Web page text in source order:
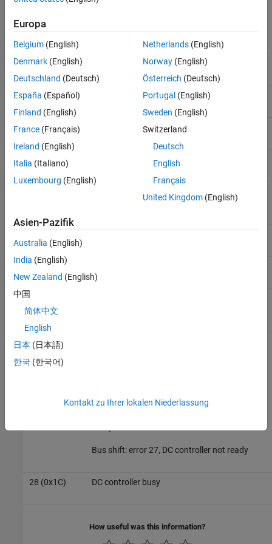
exceeded
3 (0x3) Not enough memory
4 (0x4) Hardware layer — (BSP) invalid
5 (0x5) Hardware layer — error modifying the timer
6 (0x6) Hardware layer — timer is not running
9 (0x9)
10 (0xA)
11 (0xB)
Bus shift: error 27, DC controller not ready
28 (0x1C) DC controller busy
How useful was this information?
Europa
Belgium (English)
Denmark (English)
Deutschland (Deutsch)
España (Español)
Finland (English)
France (Français)
Ireland (English)
Italia (Italiano)
Luxembourg (English)
Netherlands(English)
Norway(English)
Österreich (Deutsch)
Portugal (English)
Sweden (English)
Switzerland
Deutsch
English
Français
United Kingdom(English)
Asien-Pazifik
Australia (English)
India (English)
New Zealand (English)
中国
简体中文
English
日本 (日本語)
한국 (한국어)
Kontakt zu Ihrer lokalen Niederlassung